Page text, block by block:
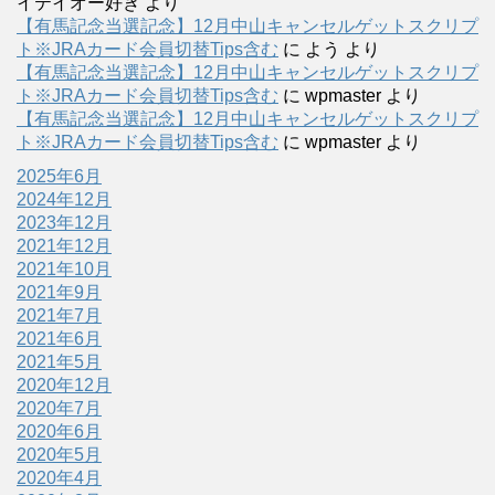
【有馬記念当選記念】12月中山キャンセルゲットスクリプ
ト※JRAカード会員切替Tips含む に よう より
【有馬記念当選記念】12月中山キャンセルゲットスクリプ
ト※JRAカード会員切替Tips含む に wpmaster より
【有馬記念当選記念】12月中山キャンセルゲットスクリプ
ト※JRAカード会員切替Tips含む に wpmaster より
2025年6月
2024年12月
2023年12月
2021年12月
2021年10月
2021年9月
2021年7月
2021年6月
2021年5月
2020年12月
2020年7月
2020年6月
2020年5月
2020年4月